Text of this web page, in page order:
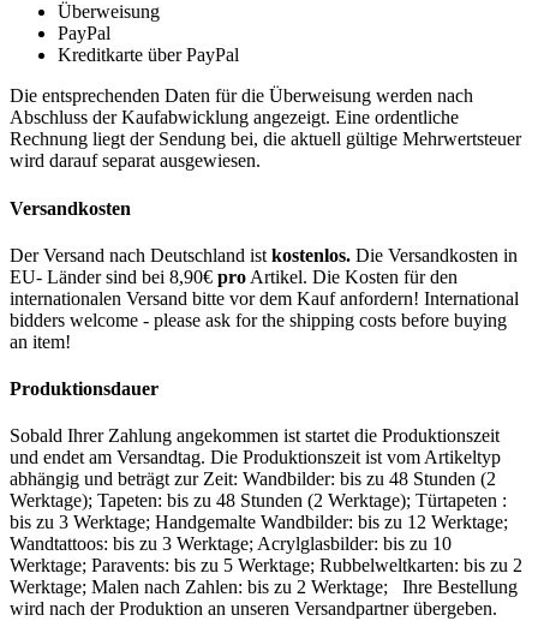
Überweisung
PayPal
Kreditkarte über PayPal
Die entsprechenden Daten für die Überweisung werden nach
Abschluss der Kaufabwicklung angezeigt. Eine ordentliche
Rechnung liegt der Sendung bei, die aktuell gültige Mehrwertsteuer
wird darauf separat ausgewiesen.
Versandkosten
Der Versand nach Deutschland ist kostenlos. Die Versandkosten in
EU- Länder sind bei 8,90€ pro Artikel. Die Kosten für den
internationalen Versand bitte vor dem Kauf anfordern! International
bidders welcome - please ask for the shipping costs before buying
an item!
Produktionsdauer
Sobald Ihrer Zahlung angekommen ist startet die Produktionszeit
und endet am Versandtag. Die Produktionszeit ist vom Artikeltyp
abhängig und beträgt zur Zeit: Wandbilder: bis zu 48 Stunden (2
Werktage); Tapeten: bis zu 48 Stunden (2 Werktage); Türtapeten :
bis zu 3 Werktage; Handgemalte Wandbilder: bis zu 12 Werktage;
Wandtattoos: bis zu 3 Werktage; Acrylglasbilder: bis zu 10
Werktage; Paravents: bis zu 5 Werktage; Rubbelweltkarten: bis zu 2
Werktage; Malen nach Zahlen: bis zu 2 Werktage; Ihre Bestellung
wird nach der Produktion an unseren Versandpartner übergeben.